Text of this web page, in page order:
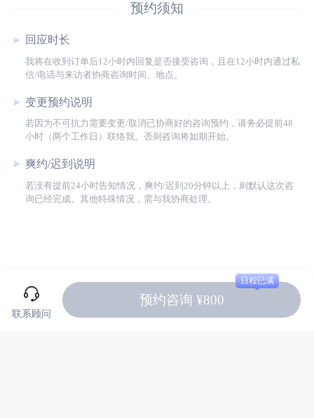
预约须知
回应时长
我将在收到订单后12小时内回复是否接受咨询，且在12小时内通过私
信/电话与来访者协商咨询时间、地点。
变更预约说明
若因为不可抗力需要变更/取消已协商好的咨询预约，请务必提前48
小时（两个工作日）联络我。否则咨询将如期开始。
爽约/迟到说明
若没有提前24小时告知情况，爽约/迟到20分钟以上，则默认这次咨
询已经完成。其他特殊情况，需与我协商处理。
联系顾问
日程已满
预约咨询 ¥800